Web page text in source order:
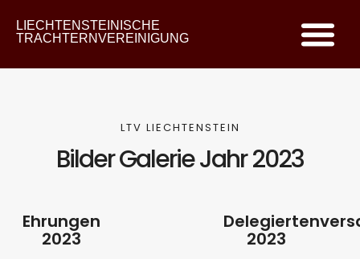
LIECHTENSTEINISCHE
TRACHTERNVEREINIGUNG
LTV LIECHTENSTEIN
Bilder Galerie Jahr 2023
Ehrungen
2023 2023